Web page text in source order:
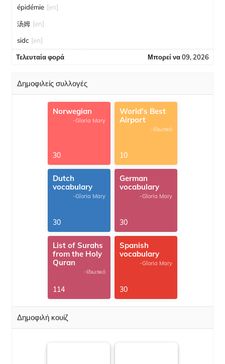
épidémie [en]
汤姆 [en]
sidc [en]
Τελευταία φορά Μπορεί να 09, 2026
Δημοφιλείς συλλογές
Norwegian
-Gloria Mary
30
World's Best
Airport
-Ιδιωτικό
10
Dutch
vocabulary
-Gloria Mary
30
German
vocabulary
-Gloria Mary
30
List of Surahs
from the Holy
Quran
-Ιδιωτικό
114
Spanish
vocabulary
-Gloria Mary
30
Δημοφιλή κουίζ